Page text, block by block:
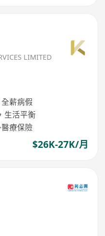
LIMITED
薪病假
生活平衡
療保險
$26K-27K/月